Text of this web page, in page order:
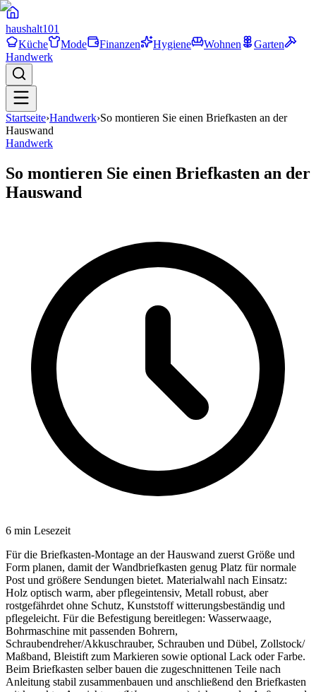
haushalt101
Küche
Mode Finanzen Hygiene Wohnen
Garten
Handwerk
Startseite›Handwerk›So montieren Sie einen Briefkasten an der
Hauswand
Handwerk
So montieren Sie einen Briefkasten an der
Hauswand
6 min Lesezeit
Für die Briefkasten-Montage an der Hauswand zuerst Größe und
Form planen, damit der Wandbriefkasten genug Platz für normale
Post und größere Sendungen bietet. Materialwahl nach Einsatz:
Holz optisch warm, aber pflegeintensiv, Metall robust, aber
rostgefährdet ohne Schutz, Kunststoff witterungsbeständig und
pflegeleicht. Für die Befestigung bereitlegen: Wasserwaage,
Bohrmaschine mit passenden Bohrern,
Schraubendreher/Akkuschrauber, Schrauben und Dübel, Zollstock/
Maßband, Bleistift zum Markieren sowie optional Lack oder Farbe.
Beim Briefkasten selber bauen die zugeschnittenen Teile nach
Anleitung stabil zusammenbauen und anschließend den Briefkasten